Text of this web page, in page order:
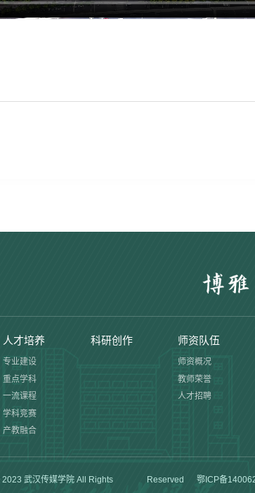
人才培养
专业建设
重点学科
一流课程
学科竞赛
产教融合
科研创作 师资队伍
师资概况
教师荣誉
人才招聘
2023 武汉传媒学院 All Rights Reserved
鄂ICP备